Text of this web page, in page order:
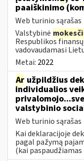
paaiškinimo
Web turinio sąrašas
Valstybinė
Respublikos
vadovaudamasi
Metai: 2022
Ar užpildžius
individualios
valstybinio
Web turinio sąrašas
Kai deklaracijoje
pagal pažymą
(kai